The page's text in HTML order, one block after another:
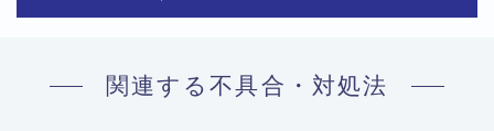
関連する不具合・対処法